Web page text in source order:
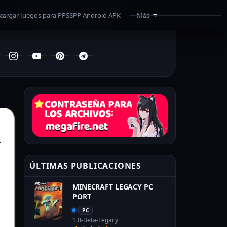
Juegos para PPSSPP Android APK
Más
ÚLTIMAS PUBLICACIONES
MINECRAFT LEGACY PC
PORT
PC
1.0-Beta-Legacy